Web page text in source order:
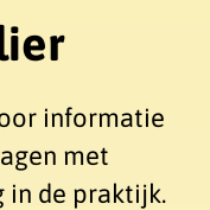
informatie
met
in de praktijk.